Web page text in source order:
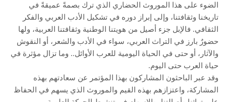
الضوء على هذا الموروث الحضاري الذي ترك بصمةً عميقةً في
تاريخنا وثقافتنا، وإلى إبراز دوره في تشكيل الأدب العربي والفكر
الثقافي. فالإبل جزء أصيل من هويتنا الوطنية وثقافتنا العربية، ولها
حضورٌ بارز في التراث العربي، سواء في الأدب والشعر، أو النقوش
والآثار، أو حتى في الحياة اليومية للعرب الأوائل.. وما تزال مؤثرة في
حياة العرب حتى اليوم.
وقد عبر الباحثون المشاركون بهذا المؤتمر عن سعادتهم بهذه
المشاركة، واعتزازهم بهذه القيم والموروث الذي يسهم في الحفاظ